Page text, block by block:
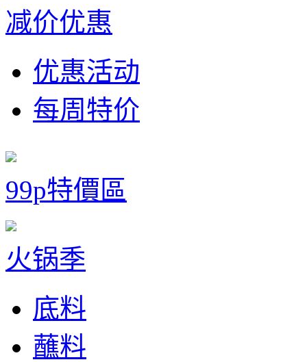
减价优惠
优惠活动
每周特价
99p特價區
火锅季
底料
蘸料